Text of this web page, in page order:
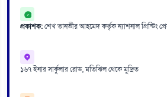
প্রকাশক:শেখ তানভীর আহমেদ কর্তৃক ন্যাশনাল প্রিন্টিং
১৬৭ ইনার সার্কুলার রোড, মতিঝিল থেকে মুদ্রিত